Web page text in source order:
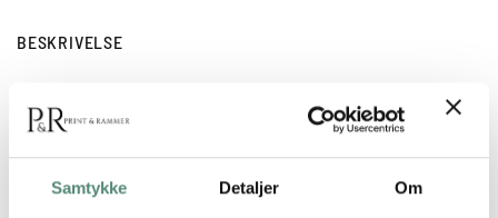
Samtykke Detaljer Om
BESKRIVELSE
En billedvæg med sorte trærammer kan give en flot og
elegant visuel effekt i ethvert rum. Sorte rammer er en
populær og tidløs måde at præsentere billeder på og passer
til mange forskellige stilarter og farver på vægge.